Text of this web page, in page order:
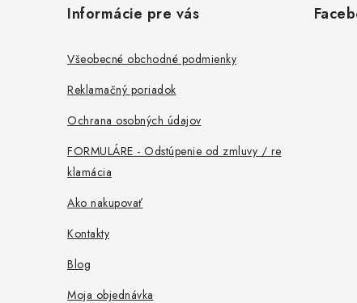
Informácie pre vás
Všeobecné obchodné podmienky
Reklamačný poriadok
Ochrana osobných údajov
FORMULÁRE - Odstúpenie od zmluvy / re
klamácia
Ako nakupovať
Kontakty
Blog
Moja objednávka